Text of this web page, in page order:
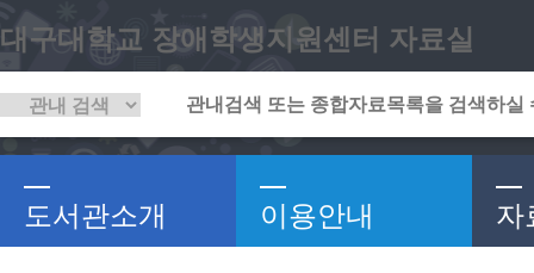
대구대학교 장애학생지원센터 자료실
도서관소개 이용안내 자